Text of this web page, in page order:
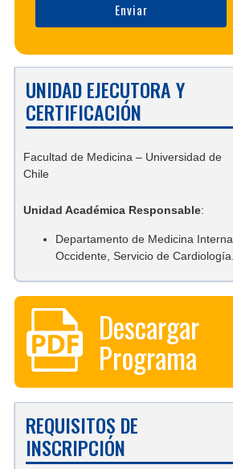
UNIDAD EJECUTORA Y
CERTIFICACIÓN
Facultad de Medicina – Universidad de
Chile
Unidad Académica Responsable:
Departamento de Medicina Interna
Occidente, Servicio de Cardiología.
Descargar
Programa
REQUISITOS DE
INSCRIPCIÓN